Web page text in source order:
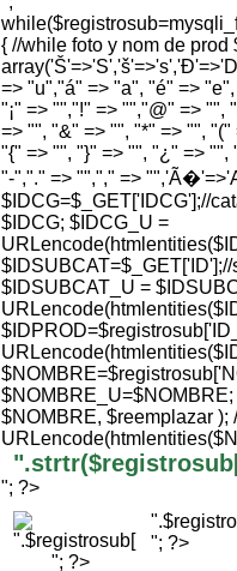
{ //while foto y nom de prod
=> "u","á" => "a", "é" =>
"¡" => "","!" => "","@" => "",
=> "", "&" => "", "*" => "",
"{" => "", "}" => "", "¿" => "",
"-","." => "","," =>
$IDCG=$_GET['IDCG'];//
$IDCG; $IDCG_U =
$IDSUBCAT_U =
$NOMBRE, $reemplazar );
"; ?>
"; ?>
"; ?>